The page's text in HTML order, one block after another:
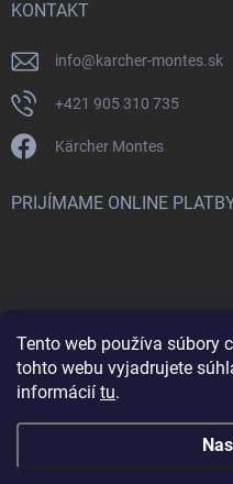
Tento web používa súbory
tohto webu vyjadrujete
informácií tu.
KONTAKT
info@karcher-montes.sk
+421 905 310 735
Kärcher Montes
PRIJÍMAME ONLINE
Nenašli ste čo ste hľadali?
navštíviť aj našu stránku